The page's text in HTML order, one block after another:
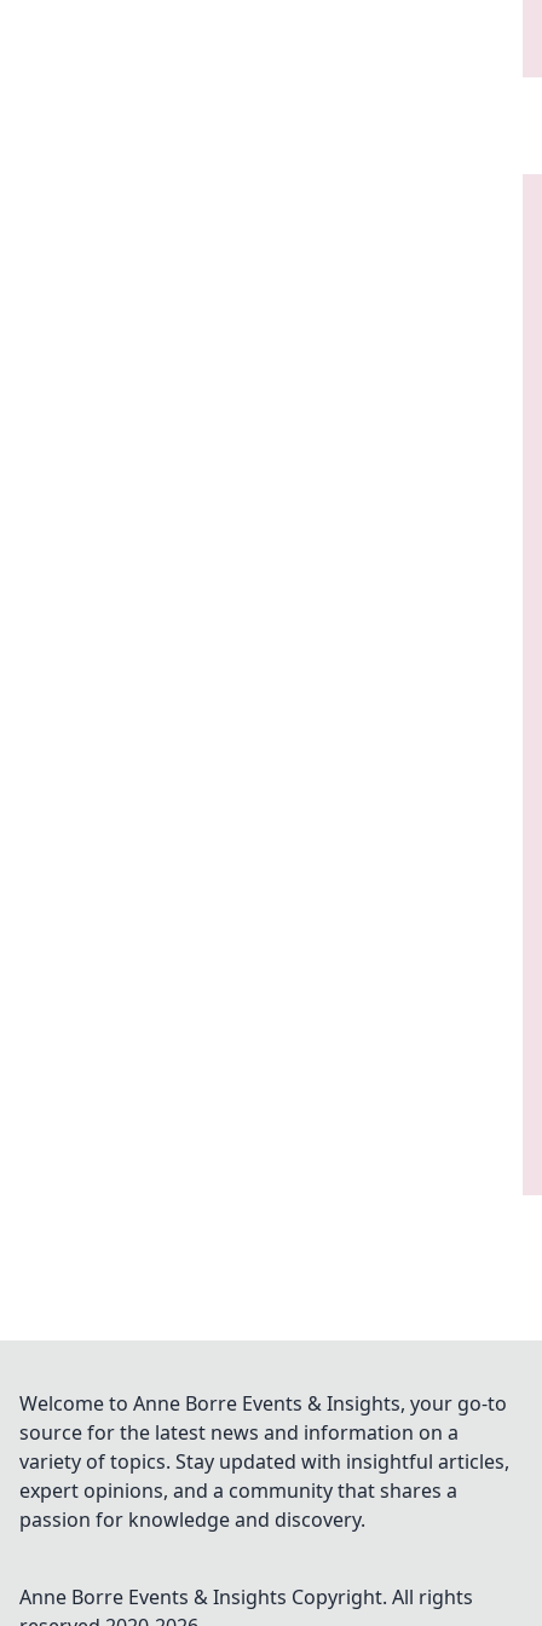
Welcome to Anne Borre Events & Insights, your go-to
source for the latest news and information on a
variety of topics. Stay updated with insightful articles,
expert opinions, and a community that shares a
passion for knowledge and discovery.
Anne Borre Events & Insights Copyright. All rights